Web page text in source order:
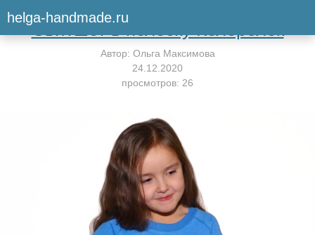
helga-handmade.ruВернуться к мастер-классу
Свитшот в полоску Колорблок
Автор: Ольга Максимова
24.12.2020
просмотров: 26